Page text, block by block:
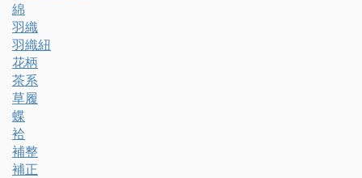
綿
羽織
羽織紐
花柄
茶系
草履
蝶
袷
補整
補正